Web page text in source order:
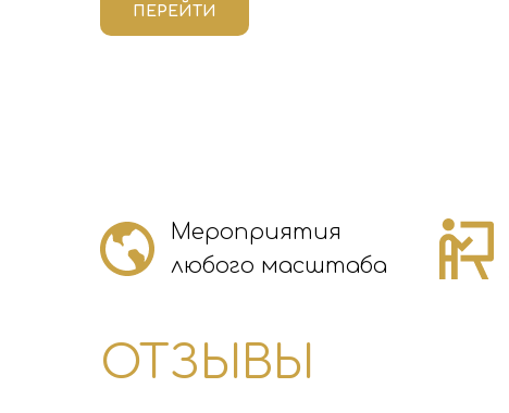
ПЕРЕЙТИ
Мероприятия
любого масштаба
ОТЗЫВЫ